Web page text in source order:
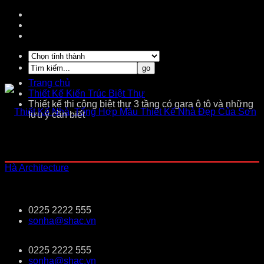
0225 2222 555
sonha@shac.vn
0225 2222 555
sonha@shac.vn
Trang chủ
Thiết Kế Kiến Trúc Biệt Thự
Thiết kế thi công biệt thự 3 tầng có gara ô tô và những
lưu ý cần biết